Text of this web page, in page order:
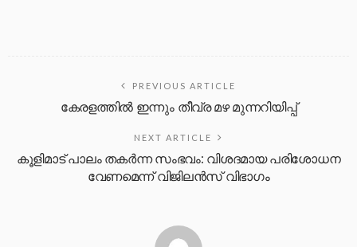
PREVIOUS ARTICLE
കേരളത്തില്‍ ഇന്നും തീവ്ര മഴ മുന്നറിയിപ്പ്
NEXT ARTICLE
കൂളിമാട് പാലം തകര്‍ന്ന സംഭവം: വിശദമായ പരിശോധന
വേണമെന്ന് വിജിലൻസ് വിഭാഗം